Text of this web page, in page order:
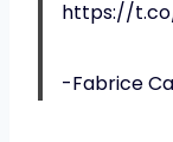
https://
-Fabrice